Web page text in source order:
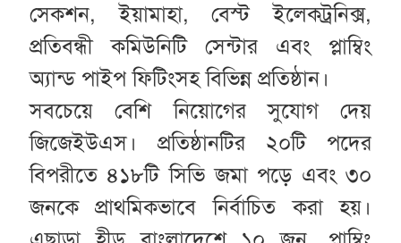
সেকশন, ইয়ামাহা, বেস্ট ইলেকট্রনিক্স,
প্রতিবন্ধী কমিউনিটি সেন্টার এবং প্লাম্বিং
অ্যান্ড পাইপ ফিটিংসহ বিভিন্ন প্রতিষ্ঠান।
সবচেয়ে বেশি নিয়োগের সুযোগ দেয়
জিজেইউএস। প্রতিষ্ঠানটির ২০টি পদের
বিপরীতে ৪১৮টি সিভি জমা পড়ে এবং ৩০
জনকে প্রাথমিকভাবে নির্বাচিত করা হয়।